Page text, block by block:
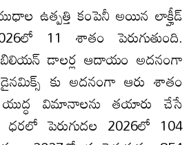
కంపెనీ అయిన లాక్హీడ్
11 శాతం పెరుగుతుంది.
డాలర్ల ఆదాయం అదనంగా
కు అదనంగా ఆరు శాతం
యుద్ధ విమానాలను తయారు చేసే
పెరుగుదల 2026లో 104